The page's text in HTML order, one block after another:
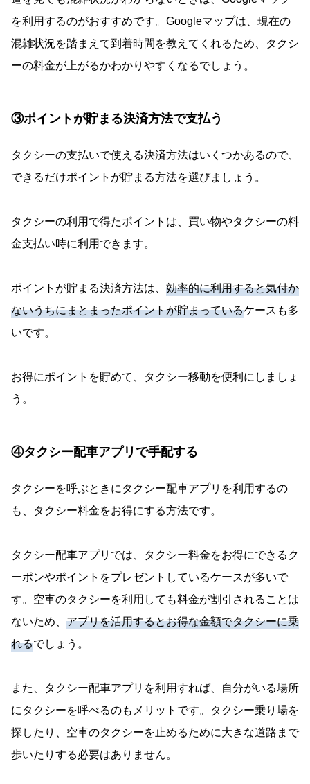
を利用するのがおすすめです。Googleマップは、現在の
混雑状況を踏まえて到着時間を教えてくれるため、タクシ
ーの料金が上がるかわかりやすくなるでしょう。
③ポイントが貯まる決済方法で支払う
タクシーの支払いで使える決済方法はいくつかあるので、
できるだけポイントが貯まる方法を選びましょう。
タクシーの利用で得たポイントは、買い物やタクシーの料
金支払い時に利用できます。
ポイントが貯まる決済方法は、 効率的に利用すると気付か
ないうちにまとまったポイントが貯まっているケースも多
いです。
お得にポイントを貯めて、タクシー移動を便利にしましょ
う。
④タクシー配車アプリで手配する
タクシーを呼ぶときにタクシー配車アプリを利用するの
も、タクシー料金をお得にする方法です。
タクシー配車アプリでは、タクシー料金をお得にできるク
ーポンやポイントをプレゼントしているケースが多いで
す。空車のタクシーを利用しても料金が割引されることは
ないため、 アプリを活用するとお得な金額でタクシーに乗
れるでしょう。
また、タクシー配車アプリを利用すれば、自分がいる場所
にタクシーを呼べるのもメリットです。タクシー乗り場を
探したり、空車のタクシーを止めるために大きな道路まで
歩いたりする必要はありません。